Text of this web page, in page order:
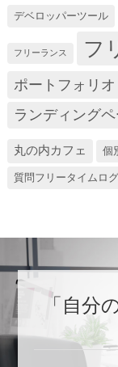
デベロッパーツール
フリーランス フ
ポートフォリオ
ランディング
丸の内カフェ 個
質問フリータイムログ
「自分